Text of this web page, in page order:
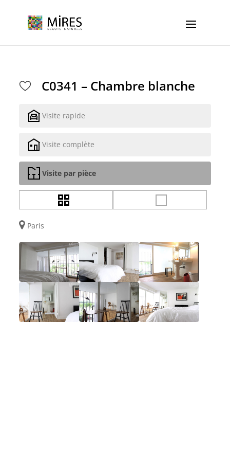
C0341 – Chambre blanche
Visite rapide
Visite complète
Visite par pièce
Paris